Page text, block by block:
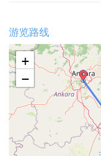
游览路线
+
−